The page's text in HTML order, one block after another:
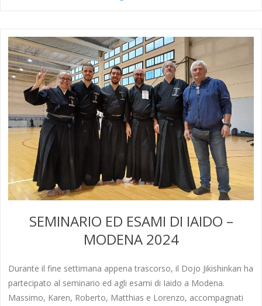
SEMINARIO ED ESAMI DI IAIDO –
MODENA 2024
Durante il fine settimana appena trascorso, il Dojo Jikishinkan ha
partecipato al seminario ed agli esami di Iaido a Modena.
Massimo, Karen, Roberto, Matthias e Lorenzo, accompagnati